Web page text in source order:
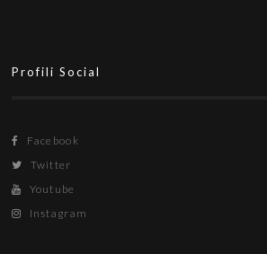
Profili Social
Facebook
Twitter
Youtube
Instagram